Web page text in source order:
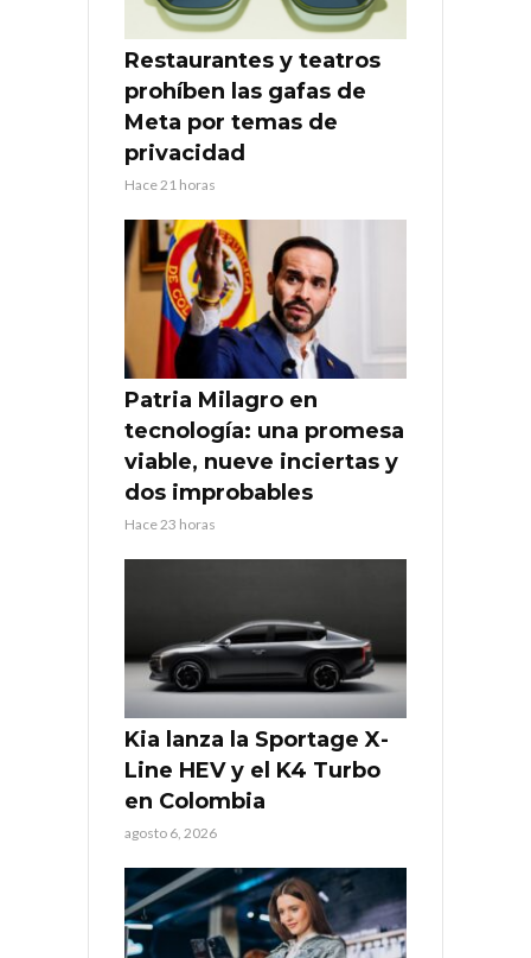
Restaurantes y teatros
prohíben las gafas de
Meta por temas de
privacidad
Hace 21 horas
Patria Milagro en
tecnología: una promesa
viable, nueve inciertas y
dos improbables
Hace 23 horas
Kia lanza la Sportage X-
Line HEV y el K4 Turbo
en Colombia
agosto 6, 2026